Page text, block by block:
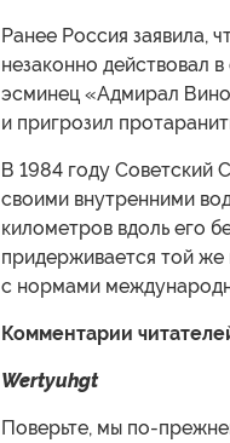
Ранее Россия заявила,
незаконно действовал
эсминец «Адмирал
и пригрозил
В 1984 году Советский
своими внутренними
километров вдоль его
придерживается той
с нормами
Комментарии
Wertyuhgt
Поверьте, мы по-